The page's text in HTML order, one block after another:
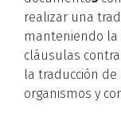
realizar una
manteniendo la
cláusulas
la traducción
organismos y